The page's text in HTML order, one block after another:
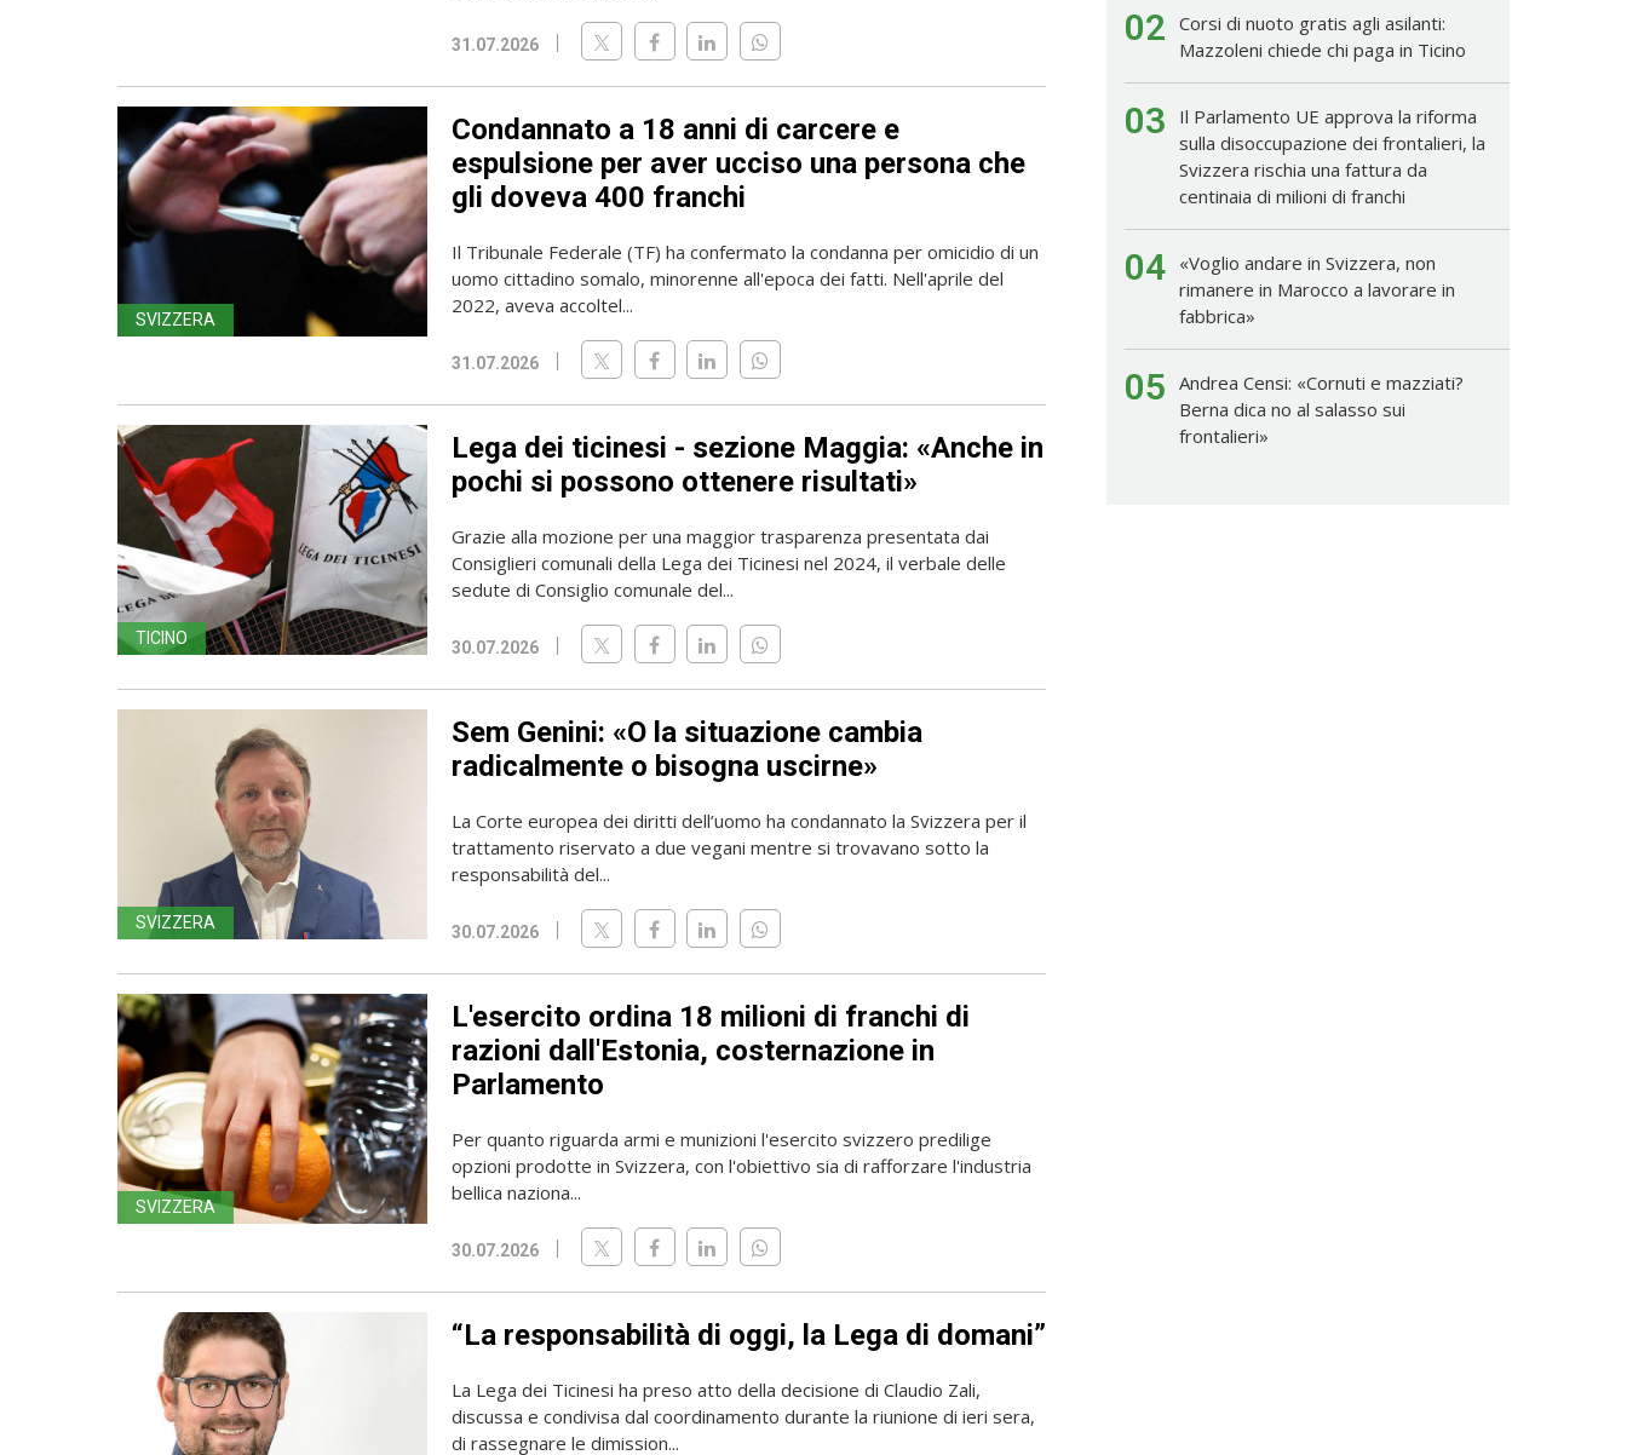
31.07.2026
SVIZZERA
Condannato a 18 anni di carcere e
espulsione per aver ucciso una persona che
gli doveva 400 franchi
Il Tribunale Federale (TF) ha confermato la condanna per omicidio di un
uomo cittadino somalo, minorenne all'epoca dei fatti. Nell'aprile del
2022, aveva accoltel...
31.07.2026
TICINO
Lega dei ticinesi - sezione Maggia: «Anche in
pochi si possono ottenere risultati»
Grazie alla mozione per una maggior trasparenza presentata dai
Consiglieri comunali della Lega dei Ticinesi nel 2024, il verbale delle
sedute di Consiglio comunale del...
30.07.2026
SVIZZERA
Sem Genini: «O la situazione cambia
radicalmente o bisogna uscirne»
La Corte europea dei diritti dell’uomo ha condannato la Svizzera per il
trattamento riservato a due vegani mentre si trovavano sotto la
responsabilità del...
30.07.2026
SVIZZERA
L'esercito ordina 18 milioni di franchi di
razioni dall'Estonia, costernazione in
Parlamento
Per quanto riguarda armi e munizioni l'esercito svizzero predilige
opzioni prodotte in Svizzera, con l'obiettivo sia di rafforzare l'industria
bellica naziona...
30.07.2026
“La responsabilità di oggi, la Lega di domani”
La Lega dei Ticinesi ha preso atto della decisione di Claudio Zali,
discussa e condivisa dal coordinamento durante la riunione di ieri sera,
di rassegnare le dimission...
02 Corsi di nuoto gratis agli asilanti:
Mazzoleni chiede chi paga in Ticino
03
Il Parlamento UE approva la riforma
sulla disoccupazione dei frontalieri, la
Svizzera rischia una fattura da
centinaia di milioni di franchi
04
«Voglio andare in Svizzera, non
rimanere in Marocco a lavorare in
fabbrica»
05 Andrea Censi: «Cornuti e mazziati?
Berna dica no al salasso sui
frontalieri»